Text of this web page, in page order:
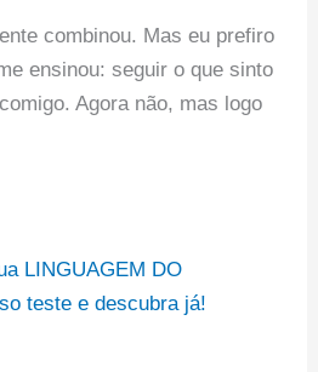
combinou. Mas eu prefiro
ensinou: seguir o que sinto
Agora não, mas logo
LINGUAGEM DO
teste e descubra já!